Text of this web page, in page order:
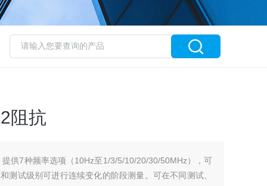
阻抗
供7种频率选项（10Hz至1/3/5/10/20/30/50MHz），可
测试级别可进行连续变化的阶段测量。可在不同测试、